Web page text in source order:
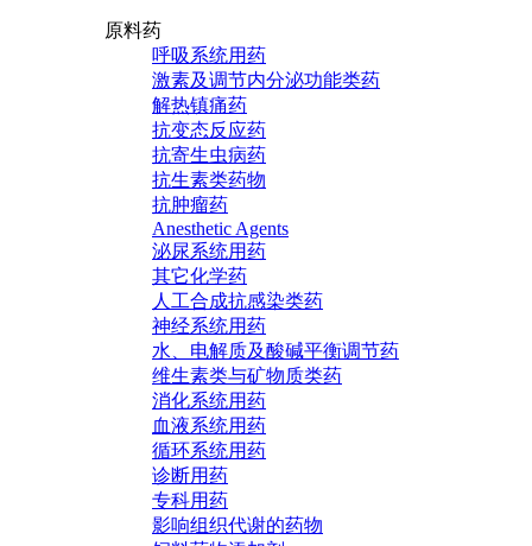
原料药
呼吸系统用药
激素及调节内分泌功能类药
解热镇痛药
抗变态反应药
抗寄生虫病药
抗生素类药物
抗肿瘤药
Anesthetic Agents
泌尿系统用药
其它化学药
人工合成抗感染类药
神经系统用药
水、电解质及酸碱平衡调节药
维生素类与矿物质类药
消化系统用药
血液系统用药
循环系统用药
诊断用药
专科用药
影响组织代谢的药物